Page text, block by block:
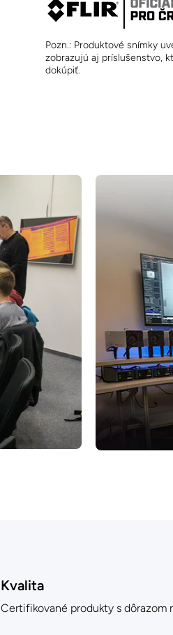
Pozn.: Produktové snímky
zobrazujú aj príslušenstvo,
dokúpiť.
Kvalita
Certifikované produkty s dôrazom